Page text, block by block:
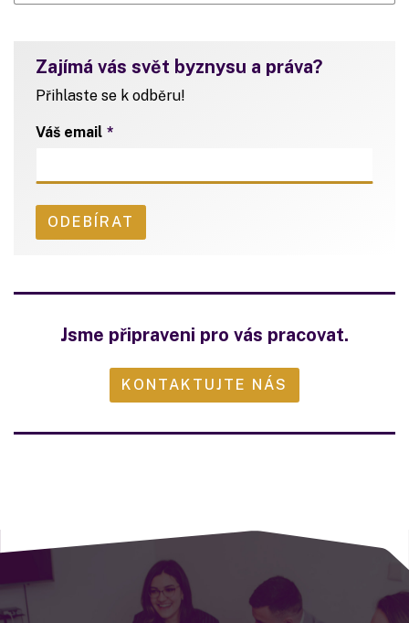
Zajímá vás svět byznysu a práva?
Přihlaste se k odběru!
Váš email
Jsme připraveni pro vás pracovat.
KONTAKTUJTE NÁS